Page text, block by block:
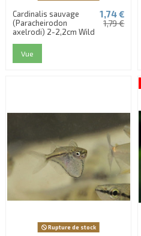
Cardinalis sauvage
(Paracheirodon
axelrodi) 2-2,2cm Wild
1,74 €
1,79 €
Vue
Rupture de stock